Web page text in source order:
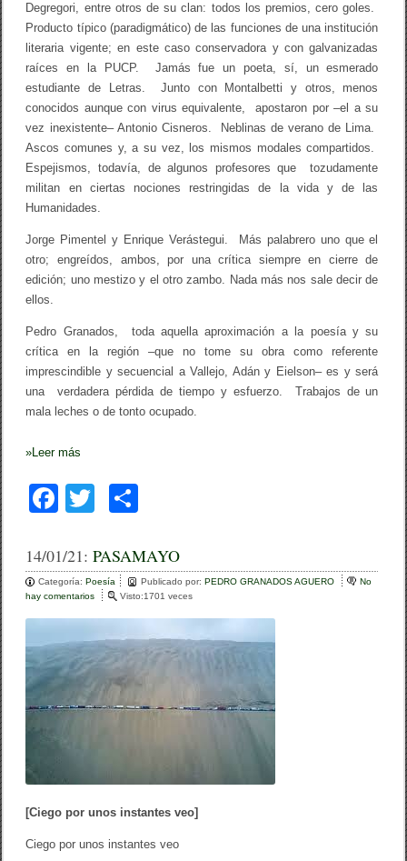
Degregori, entre otros de su clan: todos los premios, cero goles.
Producto típico (paradigmático) de las funciones de una institución
literaria vigente; en este caso conservadora y con galvanizadas
raíces en la PUCP. Jamás fue un poeta, sí, un esmerado
estudiante de Letras. Junto con Montalbetti y otros, menos
conocidos aunque con virus equivalente, apostaron por –el a su
vez inexistente– Antonio Cisneros. Neblinas de verano de Lima.
Ascos comunes y, a su vez, los mismos modales compartidos.
Espejismos, todavía, de algunos profesores que tozudamente
militan en ciertas nociones restringidas de la vida y de las
Humanidades.
Jorge Pimentel y Enrique Verástegui. Más palabrero uno que el
otro; engreídos, ambos, por una crítica siempre en cierre de
edición; uno mestizo y el otro zambo. Nada más nos sale decir de
ellos.
Pedro Granados, toda aquella aproximación a la poesía y su
crítica en la región –que no tome su obra como referente
imprescindible y secuencial a Vallejo, Adán y Eielson– es y será
una verdadera pérdida de tiempo y esfuerzo. Trabajos de un
mala leches o de tonto ocupado.
»Leer más
F
c
e
b
o
o
k
tt
er
m
p
ar
tir
14/01/21:PASAMAYO
Categoría:Poesía Publicado por:PEDRO GRANADOS AGUERO
No
hay comentarios
A
Y
Visto:1701 veces
[Ciego por unos instantes veo]
Ciego por unos instantes veo